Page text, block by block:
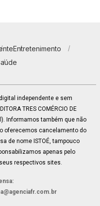
Entretenimento
digital independente e sem
TRES COMÉRCIO DE
Informamos também que não
oferecemos cancelamento do
de nome ISTOÉ, tampouco
apenas pelo
respectivos sites.